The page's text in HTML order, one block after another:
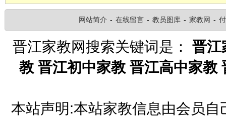
网站简介 - 在线留言 - 教员图库 - 家教网 -
晋江家教网搜索关键词是： 晋江
教 晋江初中家教 晋江高中家教
本站声明:本站家教信息由会员